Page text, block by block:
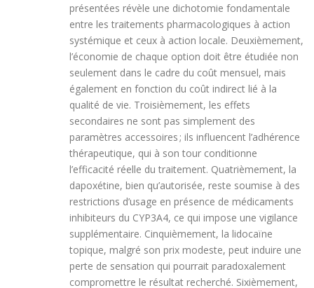
présentées révèle une dichotomie fondamentale
entre les traitements pharmacologiques à action
systémique et ceux à action locale. Deuxièmement,
l’économie de chaque option doit être étudiée non
seulement dans le cadre du coût mensuel, mais
également en fonction du coût indirect lié à la
qualité de vie. Troisièmement, les effets
secondaires ne sont pas simplement des
paramètres accessoires ; ils influencent l’adhérence
thérapeutique, qui à son tour conditionne
l’efficacité réelle du traitement. Quatrièmement, la
dapoxétine, bien qu’autorisée, reste soumise à des
restrictions d’usage en présence de médicaments
inhibiteurs du CYP3A4, ce qui impose une vigilance
supplémentaire. Cinquièmement, la lidocaïne
topique, malgré son prix modeste, peut induire une
perte de sensation qui pourrait paradoxalement
compromettre le résultat recherché. Sixièmement,